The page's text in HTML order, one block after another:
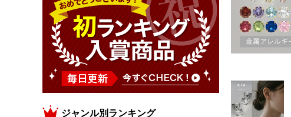
ジャンル別ランキング